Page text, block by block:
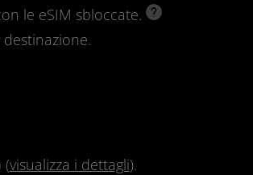
le eSIM sbloccate.
(visualizza i dettagli).